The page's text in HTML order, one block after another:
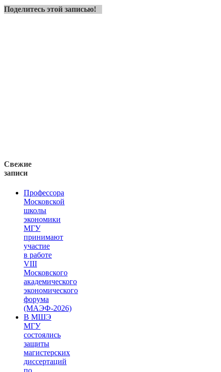
Поделитесь этой записью!
Свежие
записи
Профессора
Московской
школы
экономики
МГУ
принимают
участие
в работе
VIII
Московского
академического
экономического
форума
(МАЭФ-2026)
В МШЭ
МГУ
состоялись
защиты
магистерских
диссертаций
по